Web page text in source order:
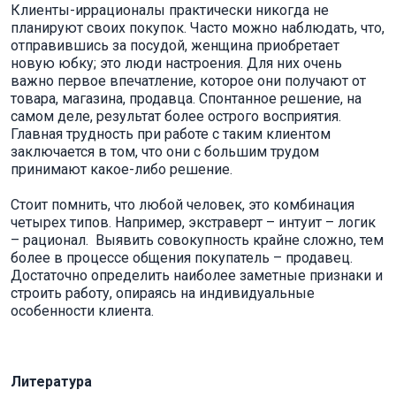
Клиенты-иррационалы практически никогда не
планируют своих покупок. Часто можно наблюдать, что,
отправившись за посудой, женщина приобретает
новую юбку; это люди настроения. Для них очень
важно первое впечатление, которое они получают от
товара, магазина, продавца. Спонтанное решение, на
самом деле, результат более острого восприятия.
Главная трудность при работе с таким клиентом
заключается в том, что они с большим трудом
принимают какое-либо решение.
Стоит помнить, что любой человек, это комбинация
четырех типов. Например, экстраверт – интуит – логик
– рационал. Выявить совокупность крайне сложно, тем
более в процессе общения покупатель – продавец.
Достаточно определить наиболее заметные признаки и
строить работу, опираясь на индивидуальные
особенности клиента.
Литература